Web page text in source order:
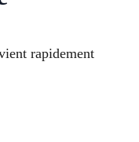
rapidement